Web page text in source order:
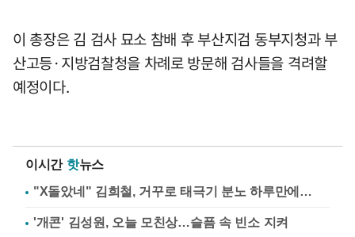
이 총장은 김 검사 묘소 참배 후 부산지검 동부지청과 부
산고등·지방검찰청을 차례로 방문해 검사들을 격려할
예정이다.
이시간 핫뉴스
"X돌았네" 김희철, 거꾸로 태극기 분노 하루만에…
'개콘' 김성원, 오늘 모친상…슬픔 속 빈소 지켜